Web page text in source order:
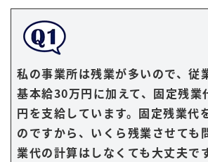
私の事業所は残業が多いので、従
基本給30万円に加えて、固定残業
円を支給しています。固定残業代
のですから、いくら残業させても
業代の計算はしなくても大丈夫で